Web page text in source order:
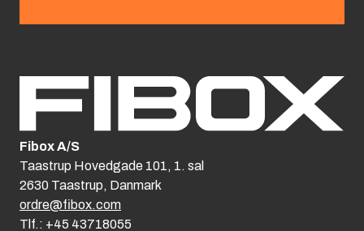
Fibox A/S
Taastrup Hovedgade 101, 1. sal
2630 Taastrup, Danmark
ordre@fibox.com
Tlf.: +45 43718055